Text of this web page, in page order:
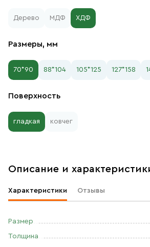
Дерево МДФ ХДФ
Размеры, мм
70*90 88*104 105*125 127*158
Поверхность
гладкая ковчег
Описание и
Характеристики Отзывы
Размер
Толщина